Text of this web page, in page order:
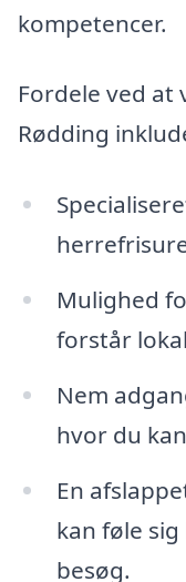
kompetencer.
Fordele ved
Rødding
Mulighed
forstår
Nem
hvor du
En
kan føle
besøg.